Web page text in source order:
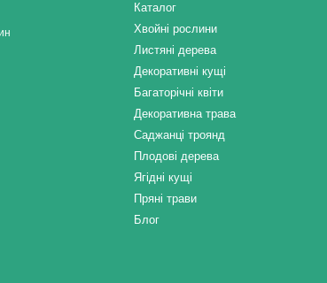
Каталог
Хвойні рослини
Листяні дерева
Декоративні кущі
Багаторічні квіти
Декоративна трава
Саджанці троянд
Плодові дерева
Ягідні кущі
Пряні трави
Блог